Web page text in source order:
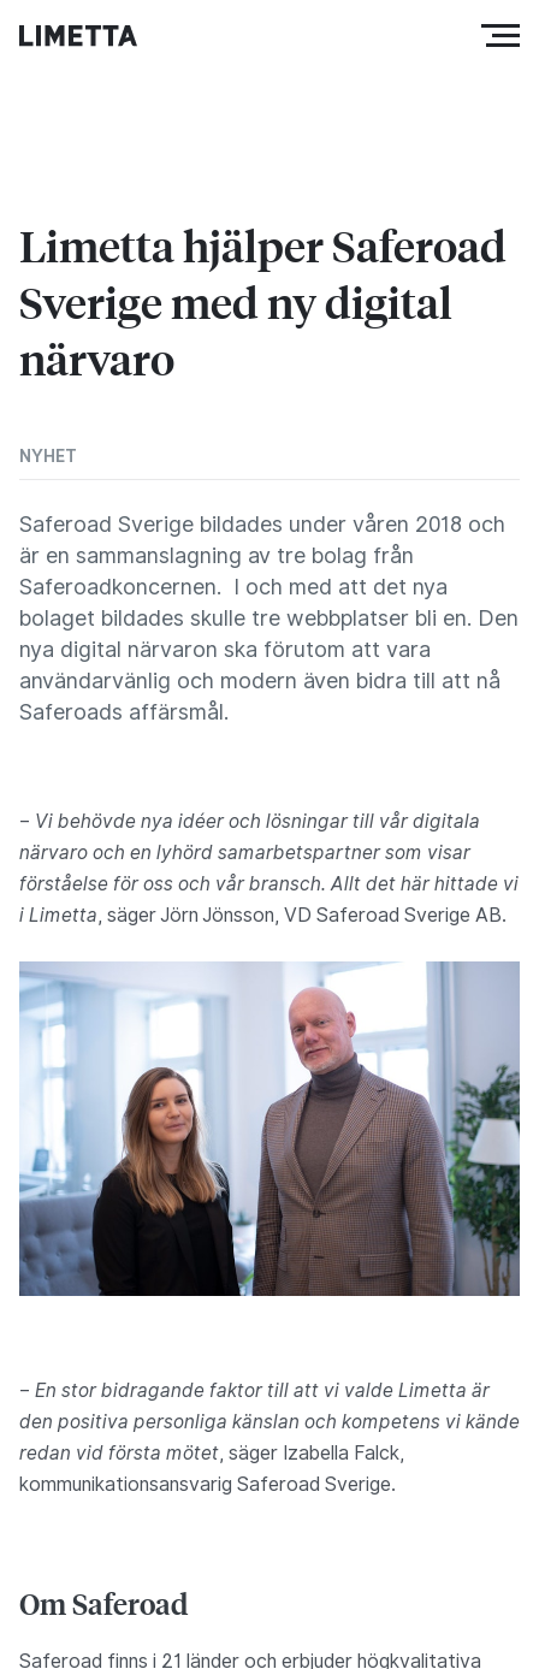
Limetta hjälper Saferoad
Sverige med ny digital
närvaro
NYHET
Saferoad Sverige bildades under våren 2018 och
är en sammanslagning av tre bolag från
Saferoadkoncernen. I och med att det nya
bolaget bildades skulle tre webbplatser bli en. Den
nya digital närvaron ska förutom att vara
användarvänlig och modern även bidra till att nå
Saferoads affärsmål.
– Vi behövde nya idéer och lösningar till vår digitala
närvaro och en lyhörd samarbetspartner som visar
förståelse för oss och vår bransch. Allt det här hittade vi
i Limetta, säger Jörn Jönsson, VD Saferoad Sverige AB.
– En stor bidragande faktor till att vi valde Limetta är
den positiva personliga känslan och kompetens vi kände
redan vid första mötet, säger Izabella Falck,
kommunikationsansvarig Saferoad Sverige.
Om Saferoad
Saferoad finns i 21 länder och erbjuder högkvalitativa